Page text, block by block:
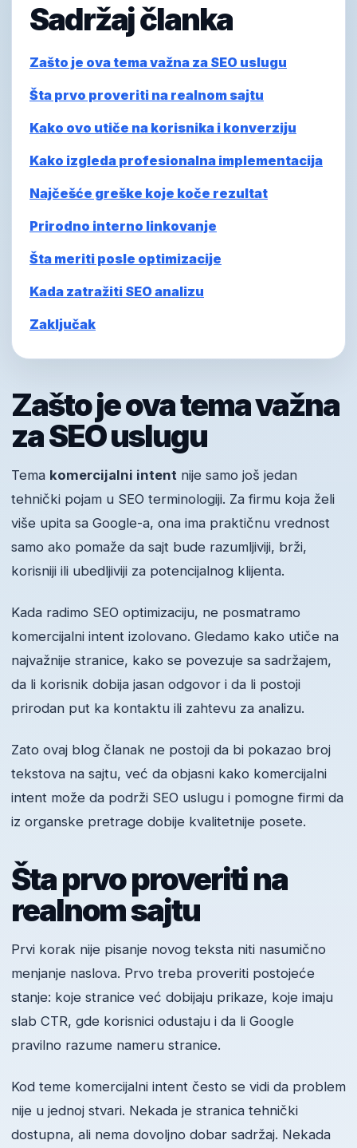
Sadržaj članka
Zašto je ova tema važna za SEO uslugu
Šta prvo proveriti na realnom sajtu
Kako ovo utiče na korisnika i konverziju
Kako izgleda profesionalna implementacija
Najčešće greške koje koče rezultat
Prirodno interno linkovanje
Šta meriti posle optimizacije
Kada zatražiti SEO analizu
Zaključak
Zašto je ova tema važna
za SEO uslugu
Tema komercijalni intent nije samo još jedan
tehnički pojam u SEO terminologiji. Za firmu koja želi
više upita sa Google-a, ona ima praktičnu vrednost
samo ako pomaže da sajt bude razumljiviji, brži,
korisniji ili ubedljiviji za potencijalnog klijenta.
Kada radimo SEO optimizaciju, ne posmatramo
komercijalni intent izolovano. Gledamo kako utiče na
najvažnije stranice, kako se povezuje sa sadržajem,
da li korisnik dobija jasan odgovor i da li postoji
prirodan put ka kontaktu ili zahtevu za analizu.
Zato ovaj blog članak ne postoji da bi pokazao broj
tekstova na sajtu, već da objasni kako komercijalni
intent može da podrži SEO uslugu i pomogne firmi da
iz organske pretrage dobije kvalitetnije posete.
Šta prvo proveriti na
realnom sajtu
Prvi korak nije pisanje novog teksta niti nasumično
menjanje naslova. Prvo treba proveriti postojeće
stanje: koje stranice već dobijaju prikaze, koje imaju
slab CTR, gde korisnici odustaju i da li Google
pravilno razume nameru stranice.
Kod teme komercijalni intent često se vidi da problem
nije u jednoj stvari. Nekada je stranica tehnički
dostupna, ali nema dovoljno dobar sadržaj. Nekada